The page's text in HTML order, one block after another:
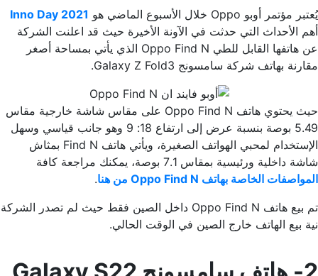
يُعتبر مؤتمر أوبو Oppo خلال الأسبوع الماضي هو
Inno Day 2021
أهم الأحداث التي حدثت في الآونة الأخيرة حيث قد اعلنت الشركة
عن هاتفها القابل للطي Oppo Find N الذي يأتي بمساحة أصغر
مقارنة بهاتف شركة سامسونج Galaxy Z Fold3.
حيث يحتوي هاتف Oppo Find N على مقاس شاشة خارجية مقاس
5.49 بوصة بنسبة عرض إلى ارتفاع 18: 9 وهو جانب قياسي وسهل
الإستخدام لمحبي الهواتف الصغيرة، ويأتي هاتف Find N بمثاش
شاشة داخلية ورئيسية بمقاس 7.1 بوصة، يمكنك مراجعة كافة
المواصفات الخاصة بهاتف Oppo Find N من هنا
.
تم بيع هاتف Oppo Find N داخل الصين فقط حيث لم تصدر الشركة
نية بيع الهاتف خارج الصين في الوقت الحالي.